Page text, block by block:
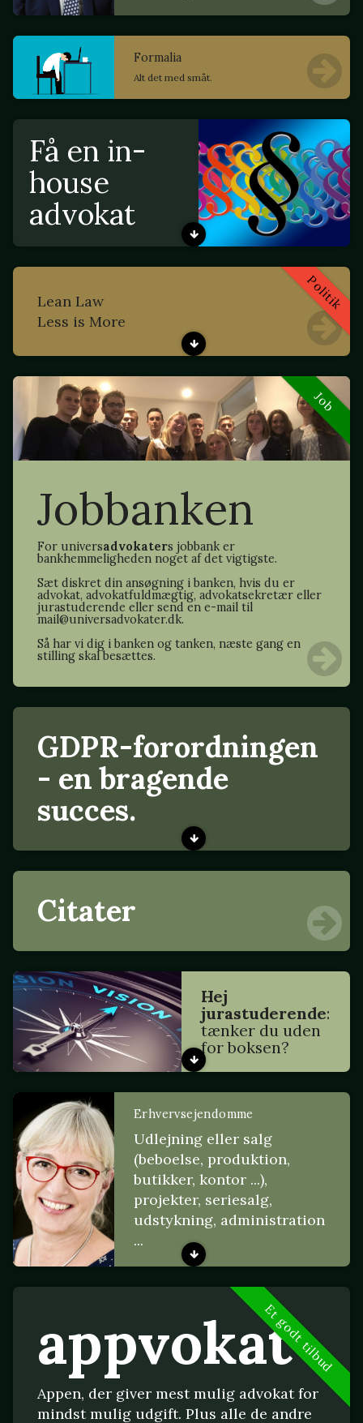
Formalia
Alt det med småt.
Få en in-
house
advokat
Politik
Lean Law
Less is More
Job
Jobbanken
For universadvokaters jobbank er
bankhemmeligheden noget af det vigtigste.
Sæt diskret din ansøgning i banken, hvis du er
advokat, advokatfuldmægtig, advokatsekretær eller
jurastuderende eller send en e-mail til
mail@universadvokater.dk.
Så har vi dig i banken og tanken, næste gang en
stilling skal besættes.
GDPR-forordningen
- en bragende
succes.
Citater
Hej
jurastuderende:
tænker du uden
for boksen?
Erhvervsejendomme
Udlejning eller salg
(beboelse, produktion,
butikker, kontor ...),
projekter, seriesalg,
udstykning, administration
...
Et godt tilbud
appvokat
Appen, der giver mest mulig advokat for
mindst mulig udgift. Plus alle de andre